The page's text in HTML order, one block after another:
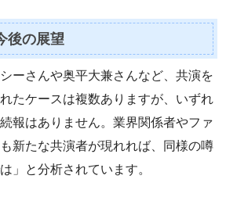
後の展望
ーさんや奥平大兼さんなど、共演を
たケースは複数ありますが、いずれ
報はありません。業界関係者やファ
新たな共演者が現れれば、同様の噂
」と分析されています。